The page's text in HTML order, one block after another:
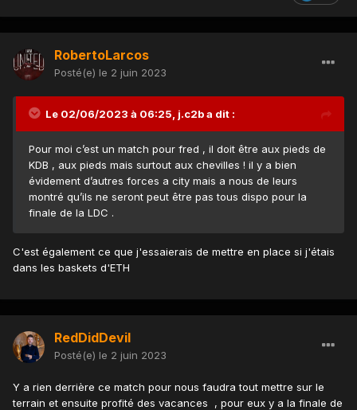
RobertoLarcos
Posté(e) le 2 juin 2023
Le 02/06/2023 à 06:25, j.c2ba dit :
Pour moi c’est un match pour fred , il doit être aux pieds de
KDB , aux pieds mais surtout aux chevilles ! il y a bien
évidement d’autres forces a city mais a nous de leurs
montré qu’ils ne seront peut être pas tous dispo pour la
finale de la LDC .
C'est également ce que j'essaierais de mettre en place si j'étais
dans les baskets d'ETH
RedDidDevil
Posté(e) le 2 juin 2023
Y a rien derrière ce match pour nous faudra tout mettre sur le
terrain et ensuite profité des vacances , pour eux y a la finale de